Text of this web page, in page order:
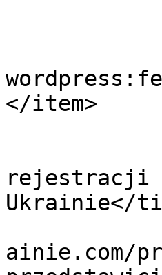
</item>
rejestracji
Ukrainie</
ainie.com/